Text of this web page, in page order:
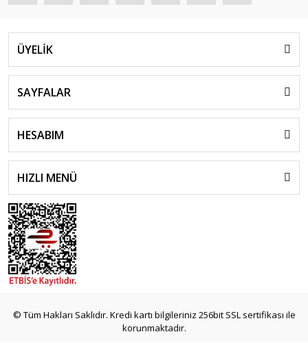
ÜYELİK
SAYFALAR
HESABIM
HIZLI MENÜ
© Tüm Hakları Saklıdır. Kredi kartı bilgileriniz 256bit SSL sertifikası ile
korunmaktadır.